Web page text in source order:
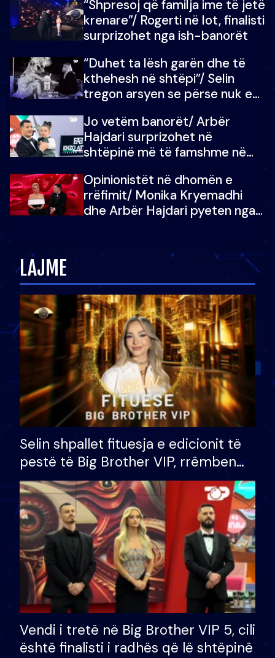
mban dot lotët: Nuk meritoj…
“Shpresoj që familja ime të jetë
krenare”/ Rogerti në lot, finalisti
surprizohet nga ish-banorët
“Duhet ta lësh garën dhe të
kthehesh në shtëpi”/ Selin
tregon arsyen se përse nuk e
çoja luftën time deri në fund
Jo vetëm banorët/ Arbër
Hajdari surprizohet në
shtëpinë më të famshme në
vajzën e tij
Opinionistët në dhomën e
rrëfimit/ Monika Kryemadhi
dhe Arbër Hajdari pyeten nga
LAJME
Selin shpallet fituesja e edicionit të
pestë të Big Brother VIP, rrëmben
çmimin e madh prej 100 mijë eurosh
Vendi i tretë në Big Brother VIP 5, cili
është finalisti i radhës që lë shtëpinë